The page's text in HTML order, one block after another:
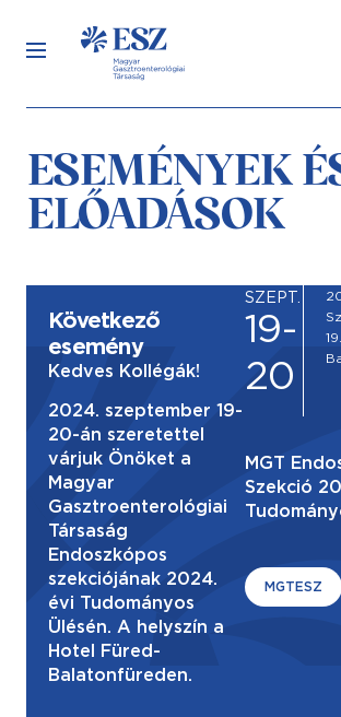
ESEMÉNYEK
ELŐADÁSOK
Következő
esemény
Kedves Kollégák!
2024. szeptember 19-
20-án szeretettel
várjuk Önöket a
Magyar
Gasztroenterológiai
Társaság
Endoszkópos
szekciójának 2024.
évi Tudományos
Ülésén. A helyszín a
Hotel Füred-
Balatonfüreden.
SZEPT.
19-
20
MGT
Szekció
MGTESZ